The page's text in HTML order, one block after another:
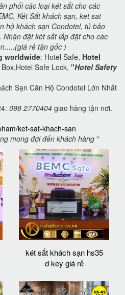
phối các loại két sắt cho các
Két Sắt khách sạn, ket sat
hộ khách sạn Condotel, tủ bảo
đặt két sắt lắp đặt cho các
rẻ tận gốc )
worldwide: Hotel Safe, Hotel
Safe Lock, "Hotel Safety
Sạn Căn Hộ Condotel Lớn Nhất
098 2770404 giao hàng tận nơi.
ket-sat-khach-san
mong đợi đến khách hàng "
két sắt khách sạn hs35
d key giá rẻ